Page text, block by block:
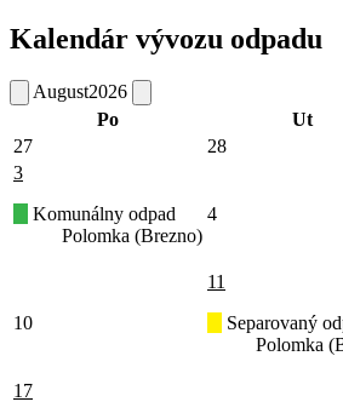
Kalendár vývozu odpadu
August2026
Po
Ut
27
28
3
Komunálny odpad
Polomka (Brezno)
4
10
11
Separovaný
Polomka
17